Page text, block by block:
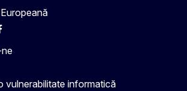
vulnerabilitate informatică